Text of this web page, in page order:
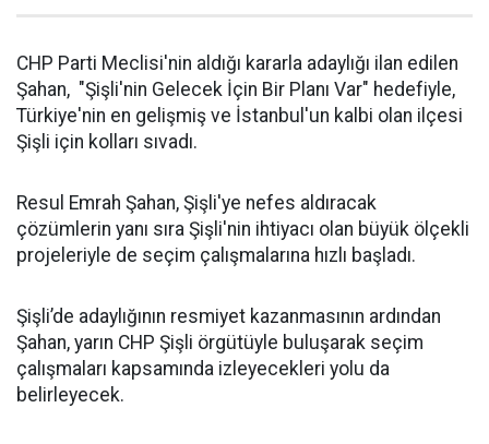
CHP Parti Meclisi'nin aldığı kararla adaylığı ilan edilen
Şahan, "Şişli'nin Gelecek İçin Bir Planı Var" hedefiyle,
Türkiye'nin en gelişmiş ve İstanbul'un kalbi olan ilçesi
Şişli için kolları sıvadı.
Resul Emrah Şahan, Şişli'ye nefes aldıracak
çözümlerin yanı sıra Şişli'nin ihtiyacı olan büyük ölçekli
projeleriyle de seçim çalışmalarına hızlı başladı.
Şişli’de adaylığının resmiyet kazanmasının ardından
Şahan, yarın CHP Şişli örgütüyle buluşarak seçim
çalışmaları kapsamında izleyecekleri yolu da
belirleyecek.